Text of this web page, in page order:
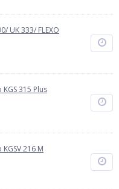
UK 333/ FLEXO
315 Plus
216 M